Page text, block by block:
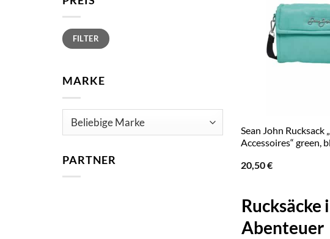
Min.
Preis
Max.
PreisFILTER
MARKE
PARTNER
Sean John Rucksack
Accessoires“ green,
20,50€
Abenteuer